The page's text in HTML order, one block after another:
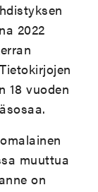
2022
18 vuoden
muuttua
on